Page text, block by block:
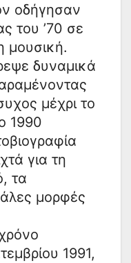
οδήγησαν
του ’70 σε
μουσική.
δυναμικά
μέχρι το
1990
για τη
τα
μορφές
1991,